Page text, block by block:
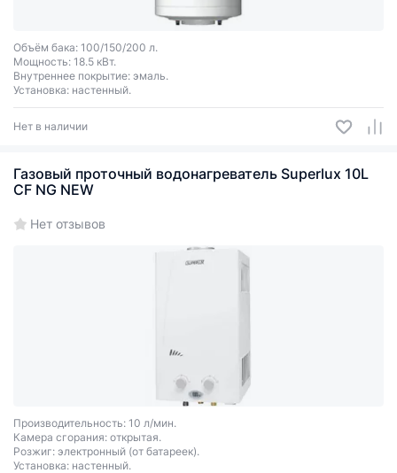
Объём бака: 100/150/200 л.
Мощность: 18.5 кВт.
Внутреннее покрытие: эмаль.
Установка: настенный.
Нет в наличии
Газовый проточный водонагреватель Superlux 10L
CF NG NEW
Нет отзывов
Производительность: 10 л/мин.
Камера сгорания: открытая.
Розжиг: электронный (от батареек).
Установка: настенный.